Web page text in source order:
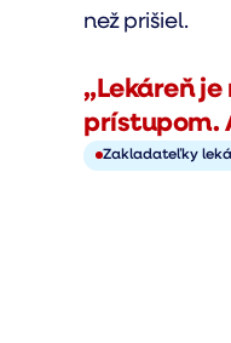
než prišiel.
„Lekáreň
prístupom.
Zakladateľky